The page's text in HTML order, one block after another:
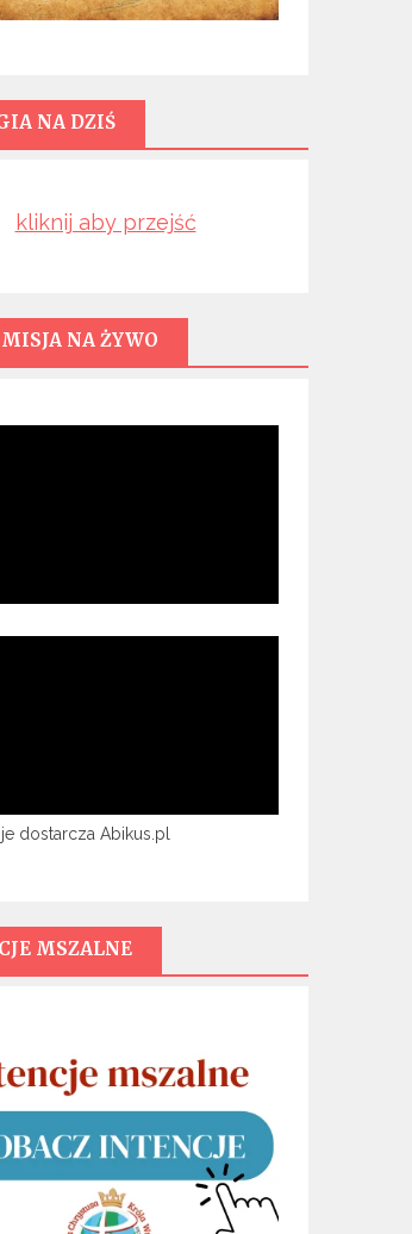
NA DZIŚ
kliknij aby przejść
NA ŻYWO
dostarcza Abikus.pl
MSZALNE